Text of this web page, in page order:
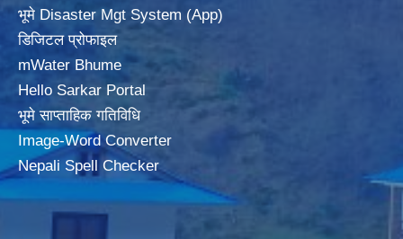
भूमे Disaster Mgt System (App)
डिजिटल प्रोफाइल
mWater Bhume
Hello Sarkar Portal
भूमे साप्ताहिक गतिविधि
Image-Word Converter
Nepali Spell Checker